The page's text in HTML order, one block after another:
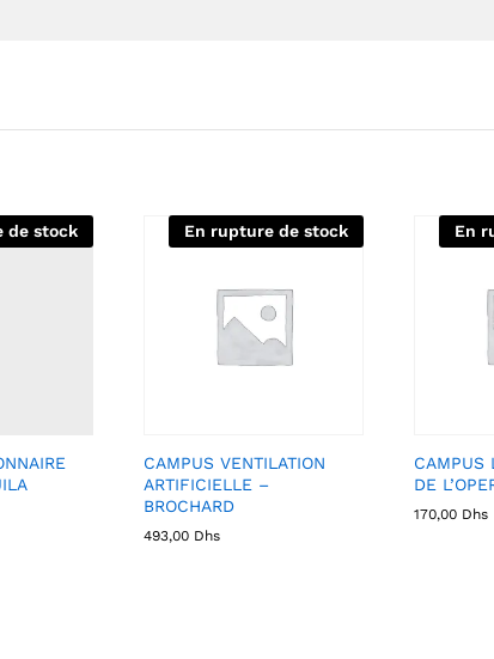
de stock En rupture de stock
CAMPUS VENTILATION
ARTIFICIELLE –
BROCHARD
493,00 Dhs
En
CAMPUS
DE
170,00 Dhs